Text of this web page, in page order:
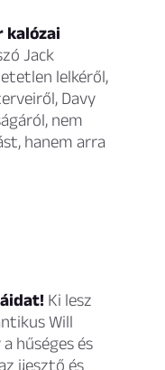
kalózai
Jack
lelkéről,
Davy
nem
hanem arra
Ki lesz
Will
hűséges és
ijesztő és